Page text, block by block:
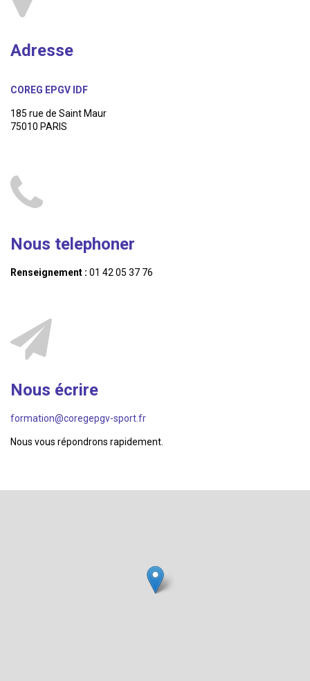
Adresse
COREG EPGV IDF
185 rue de Saint Maur
75010 PARIS
Nous telephoner
Renseignement : 01 42 05 37 76
Nous écrire
formation@coregepgv-sport.fr
Nous vous répondrons rapidement.